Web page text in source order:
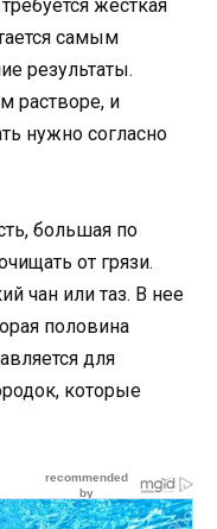
жесткая
самым
результаты.
растворе, и
нужно согласно
большая по
от грязи.
чан или таз. В нее
половина
для
которые